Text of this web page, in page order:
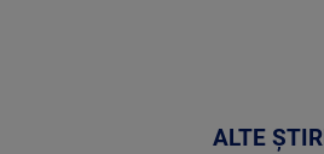
ALTE ȘTIRI